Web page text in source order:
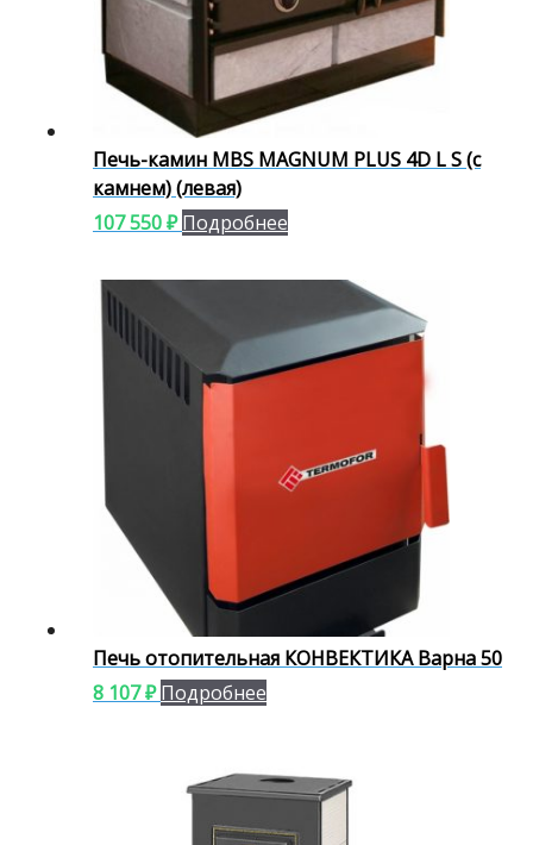
Печь-камин MBS MAGNUM PLUS 4D L S (с
камнем) (левая)
107 550₽ Подробнее
Печь отопительная КОНВЕКТИКА Варна 50
8 107₽ Подробнее